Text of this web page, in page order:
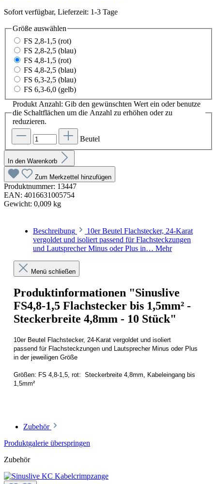
Sofort verfügbar, Lieferzeit: 1-3 Tage
Größe auswählen
FS 2,8-1,5 (rot)
FS 2,8-2,5 (blau)
FS 4,8-1,5 (rot)
FS 4,8-2,5 (blau)
FS 6,3-2,5 (blau)
FS 6,3-6,0 (gelb)
Produkt Anzahl: Gib den gewünschten Wert ein oder benutze
die Schaltflächen um die Anzahl zu erhöhen oder zu
reduzieren.
Beutel
In den Warenkorb
Zum Merkzettel hinzufügen
Produktnummer: 13447
EAN: 4016631005754
Gewicht: 0,009 kg
Beschreibung
10er Beutel Flachstecker, 24-Karat
vergoldet und isoliert passend für Flachsteckzungen
und Lautsprecher Minus oder Plus in… Mehr
Menü schließen
Produktinformationen "Sinuslive
FS4,8-1,5 Flachstecker bis 1,5mm² -
Steckerbreite 4,8mm - 10 Stück"
10er Beutel Flachstecker, 24-Karat vergoldet und isoliert
passend für Flachsteckzungen und Lautsprecher Minus oder Plus
in der jeweiligen Größe
Größen: FS 4,8-1,5, rot: Steckerbreite 4,8mm, Kabeleingang bis
1,5mm²
Zubehör
Produktgalerie überspringen
Zubehör